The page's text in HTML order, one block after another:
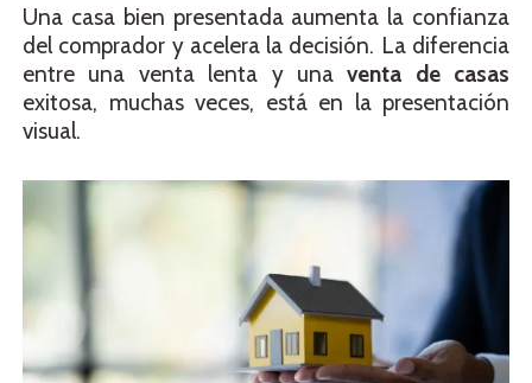
Una casa bien presentada aumenta la confianza
del comprador y acelera la decisión. La diferencia
entre una venta lenta y unaventa de casas
exitosa, muchas veces, está en la presentación
visual.